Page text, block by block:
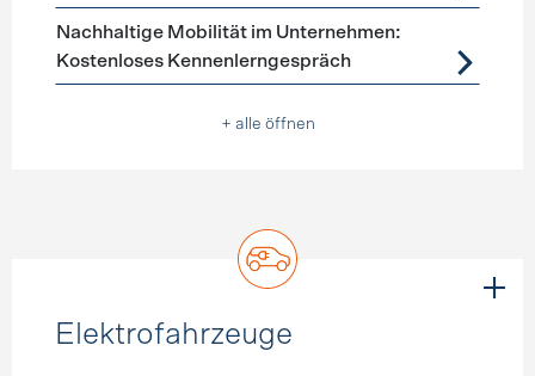
Nachhaltige Mobilität im Unternehmen:
Kostenloses Kennenlerngespräch
+ alle öffnen
Elektrofahrzeuge